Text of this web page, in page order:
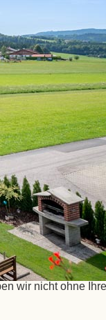
Daten daher
im
Daten (z.B:
den
Erhebung,
von Ihnen dort
wir nicht ohne Ihre